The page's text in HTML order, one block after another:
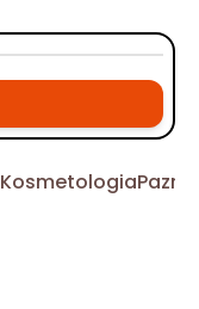
Kosmetologia